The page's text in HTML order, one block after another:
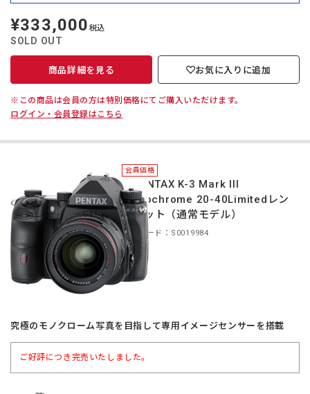
定
価
¥333,000 税込
SOLD OUT
商品詳細を見る お気に入りに追加
※この商品は会員の方は特別価格にてご購入いただけます。
ログイン・会員登録はこちら
会員価格
＊PENTAX K-3 Mark III
Monochrome 20-40Limitedレン
ズキット（通常モデル）
商品コード：S0019984
究極のモノクローム写真を目指して専用イメージセンサーを搭載
ご好評につき完売いたしました。